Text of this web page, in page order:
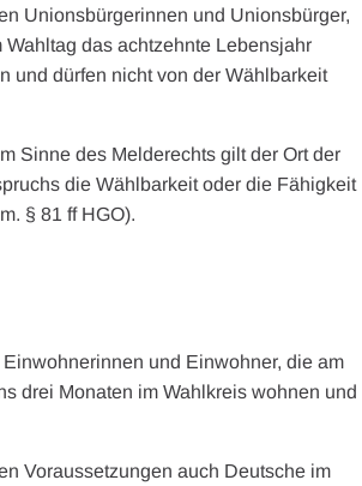
Unionsbürgerinnen und Unionsbürger,
das achtzehnte Lebensjahr
und dürfen nicht von der Wählbarkeit
Sinne des Melderechts gilt der Ort der
die Wählbarkeit oder die Fähigkeit
§ 81 ff HGO).
und Einwohner, die am
drei Monaten im Wahlkreis wohnen und
Voraussetzungen auch Deutsche im